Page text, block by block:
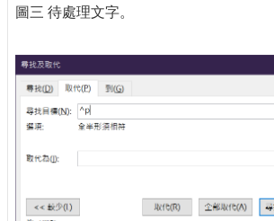
圖三 待處理文字。